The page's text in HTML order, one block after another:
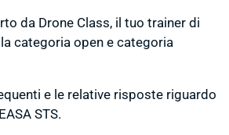
da Drone Class, il tuo trainer di
categoria open e categoria
e le relative risposte riguardo
STS.